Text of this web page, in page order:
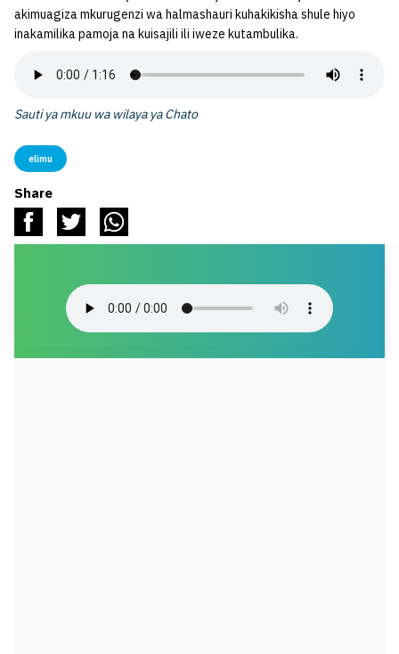
akimuagiza mkurugenzi wa halmashauri kuhakikisha shule hiyo
inakamilika pamoja na kuisajili ili iweze kutambulika.
Sauti ya mkuu wa wilaya ya Chato
elimu
Share